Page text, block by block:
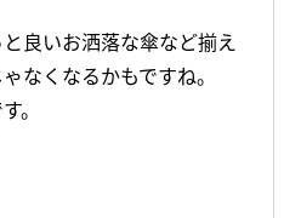
良いお洒落な傘など揃え
なくなるかもですね。
。